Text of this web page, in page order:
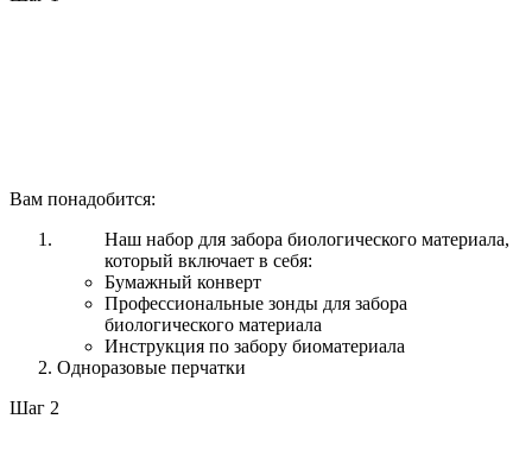
Вам понадобится:
Наш набор для забора биологического материала,
который включает в себя:
Бумажный конверт
Профессиональные зонды для забора
биологического материала
Инструкция по забору биоматериала
Одноразовые перчатки
Шаг 2